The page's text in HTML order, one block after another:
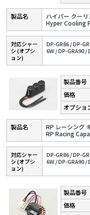
ハイパー クー
Hyper Cooling
対応シャー
シ (オプシ
ョン)
DP-GR86 /DP-
6W /DP-GRA90 /
RP レーシング
RP Racing
対応シャー
シ (オプシ
ョン)
DP-GR86 /DP-
6W /DP-GRA90 /